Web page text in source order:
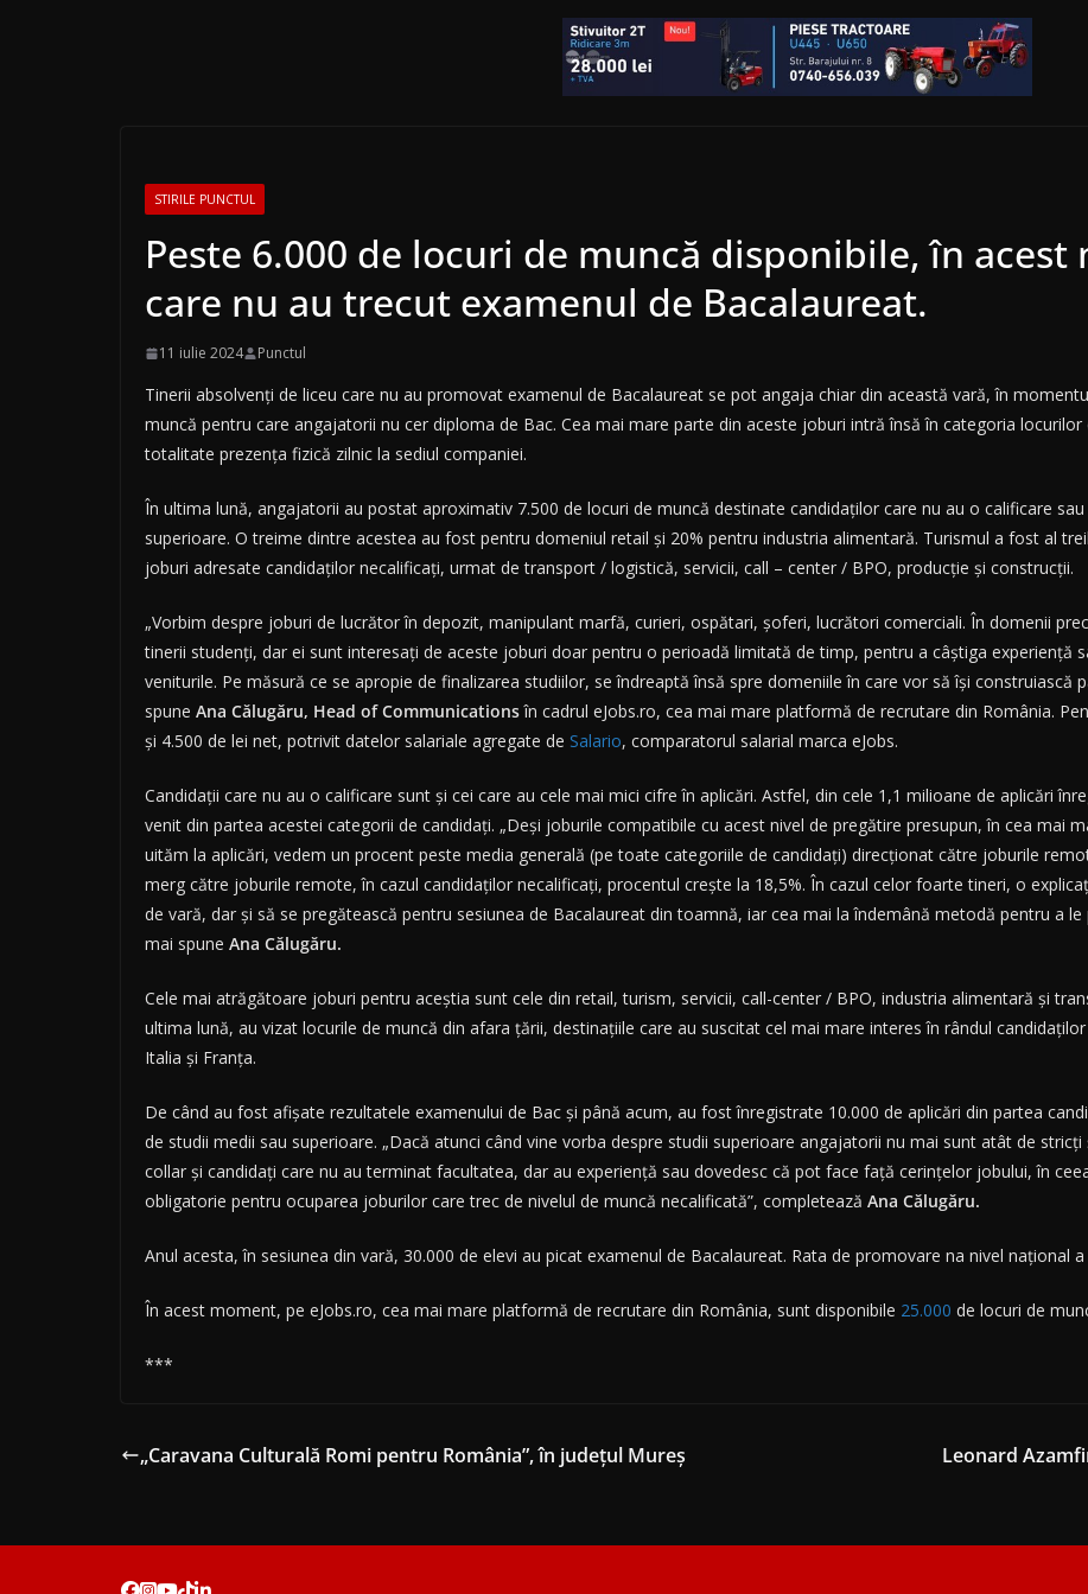
STIRILE PUNCTUL
Peste 6.000 de locuri de muncă disponibile, în
care nu au trecut examenul de Bacalaureat.
11 iulie 2024 Punctul
Tinerii absolvenți de liceu care nu au promovat examenul de Bacalaureat se pot angaja chiar din această vară, în
muncă pentru care angajatorii nu cer diploma de Bac. Cea mai mare parte din aceste joburi intră însă în categoria
totalitate prezența fizică zilnic la sediul companiei.
În ultima lună, angajatorii au postat aproximativ 7.500 de locuri de muncă destinate candidaților care nu au o calificare
superioare. O treime dintre acestea au fost pentru domeniul retail și 20% pentru industria alimentară. Turismul a fost al
joburi adresate candidaților necalificați, urmat de transport / logistică, servicii, call – center / BPO, producție și construcții.
„Vorbim despre joburi de lucrător în depozit, manipulant marfă, curieri, ospătari, șoferi, lucrători comerciali. În domenii
tinerii studenți, dar ei sunt interesați de aceste joburi doar pentru o perioadă limitată de timp, pentru a câștiga experiență
veniturile. Pe măsură ce se apropie de finalizarea studiilor, se îndreaptă însă spre domeniile în care vor să își construiască
spune Ana Călugăru, Head of Communicationsîn cadrul eJobs.ro, cea mai mare platformă de recrutare din România.
și 4.500 de lei net, potrivit datelor salariale agregate de Salario, comparatorul salarial marca eJobs.
Candidații care nu au o calificare sunt și cei care au cele mai mici cifre în aplicări. Astfel, din cele 1,1 milioane de aplicări
venit din partea acestei categorii de candidați. „Deși joburile compatibile cu acest nivel de pregătire presupun, în cea mai
uităm la aplicări, vedem un procent peste media generală (pe toate categoriile de candidați) direcționat către joburile
merg către joburile remote, în cazul candidaților necalificați, procentul crește la 18,5%. În cazul celor foarte tineri, o
de vară, dar și să se pregătească pentru sesiunea de Bacalaureat din toamnă, iar cea mai la îndemână metodă pentru a
mai spune Ana Călugăru.
Cele mai atrăgătoare joburi pentru aceștia sunt cele din retail, turism, servicii, call-center / BPO, industria alimentară și
ultima lună, au vizat locurile de muncă din afara țării, destinațiile care au suscitat cel mai mare interes în rândul
Italia și Franța.
De când au fost afișate rezultatele examenului de Bac și până acum, au fost înregistrate 10.000 de aplicări din partea
de studii medii sau superioare. „Dacă atunci când vine vorba despre studii superioare angajatorii nu mai sunt atât de
collar și candidați care nu au terminat facultatea, dar au experiență sau dovedesc că pot face față cerințelor jobului, în
obligatorie pentru ocuparea joburilor care trec de nivelul de muncă necalificată”, completează Ana Călugăru.
Anul acesta, în sesiunea din vară, 30.000 de elevi au picat examenul de Bacalaureat. Rata de promovare na nivel național
În acest moment, pe eJobs.ro, cea mai mare platformă de recrutare din România, sunt disponibile 25.000 de locuri de
***
„Caravana Culturală Romi pentru România”, în județul Mureș Leonard